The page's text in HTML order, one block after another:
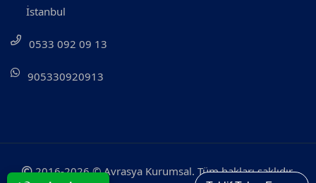
İstanbul
0533 092 09 13
905330920913
2016-2026 © Avrasya Kurumsal. Tüm hakları saklıdır.